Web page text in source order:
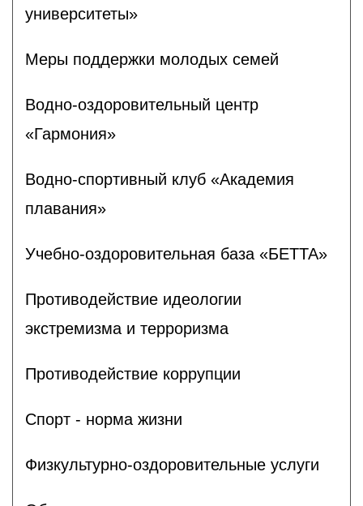
университеты»
Меры поддержки молодых семей
Водно-оздоровительный центр
«Гармония»
Водно-спортивный клуб «Академия
плавания»
Учебно-оздоровительная база «БЕТТА»
Противодействие идеологии
экстремизма и терроризма
Противодействие коррупции
Спорт - норма жизни
Физкультурно-оздоровительные услуги